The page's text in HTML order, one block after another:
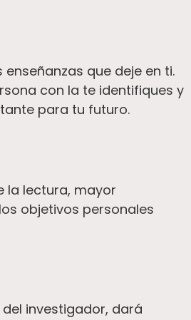
que deje en ti.
con la te identifiques y
para tu futuro.
la lectura, mayor
objetivos personales
investigador, dará